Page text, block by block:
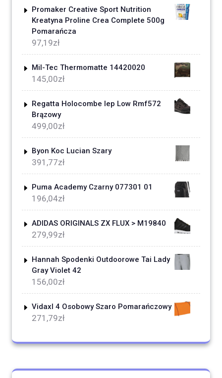
Promaker Creative Sport Nutrition
Kreatyna Proline Crea Complete 500g
Pomarańcza
97,19zł
Mil-Tec Thermomatte 14420020
145,00zł
Regatta Holocombe Iep Low Rmf572
Brązowy
499,00zł
Byon Koc Lucian Szary
391,77zł
Puma Academy Czarny 077301 01
196,04zł
ADIDAS ORIGINALS ZX FLUX > M19840
279,99zł
Hannah Spodenki Outdoorowe Tai Lady
Gray Violet 42
156,00zł
Vidaxl 4 Osobowy Szaro Pomarańczowy
271,79zł